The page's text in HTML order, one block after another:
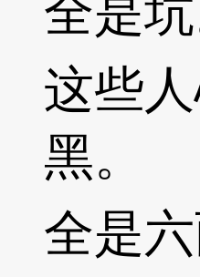
全是坑
这些
黑。
全是六